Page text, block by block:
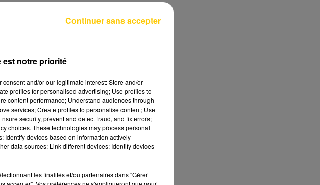
le Cantal, le pays
de nos
est notre priorité
and/or our legitimate interest: Store and/or
profiles for personalised advertising; Use profiles to
content performance; Understand audiences through
services; Create profiles to personalise content; Use
security, prevent and detect fraud, and fix errors;
choices. These technologies may process personal
Identify devices based on information actively
data sources; Link different devices; Identify devices
les finalités et/ou partenaires dans "Gérer
Continuer sans accepter